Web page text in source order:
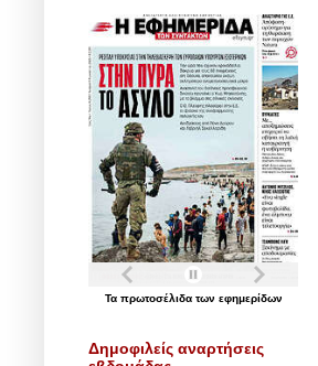
Τα πρωτοσέλιδα των εφημερίδων
Δημοφιλείς αναρτήσεις